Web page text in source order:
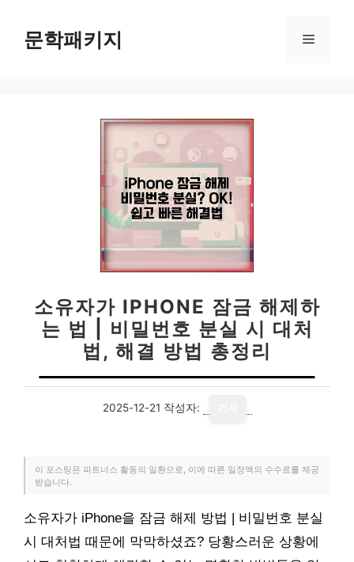
문학패키지 메
소유자가 IPHONE 잠금 해제하
는 법 | 비밀번호 분실 시 대처
법, 해결 방법 총정리
2025-12-21 작성자:
이 포스팅은 파트너스 활동의 일환으로, 이에 따른 일정액의 수수료를 제공
받습니다.
소유자가 iPhone을 잠금 해제 방법 | 비밀번호 분실
시 대처법 때문에 막막하셨죠? 당황스러운 상황에